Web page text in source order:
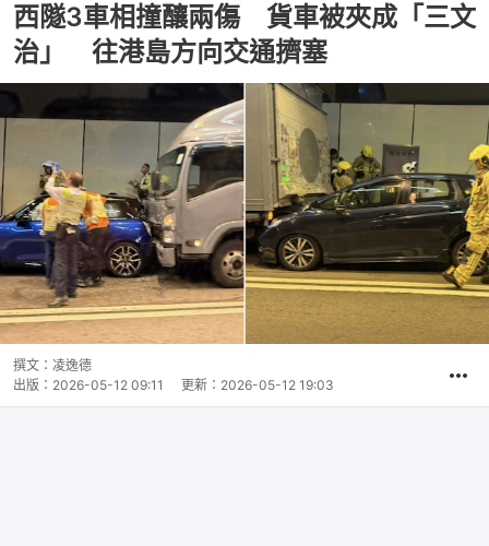
西隧3車相撞釀兩傷 貨車被夾成「三文
治」 往港島方向交通擠塞
撰文： 凌逸德
出版： 2026-05-12 09:11 更新： 2026-05-12 19:03